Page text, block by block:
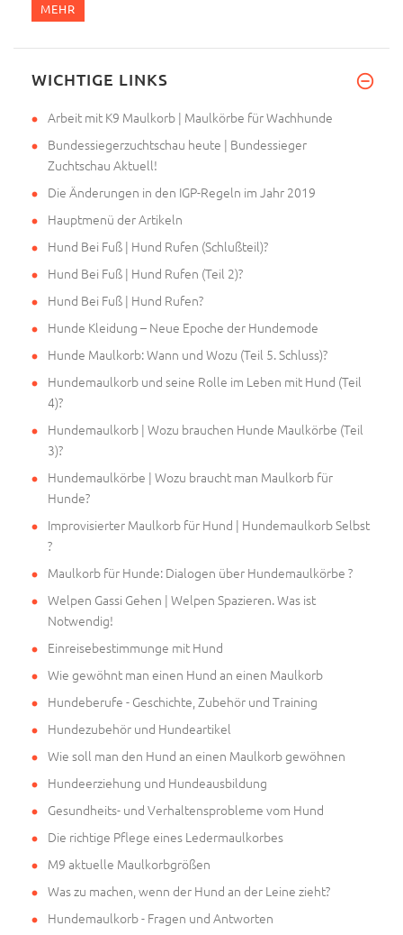
MEHR
WICHTIGE LINKS
Arbeit mit K9 Maulkorb | Maulkörbe für Wachhunde
Bundessiegerzuchtschau heute | Bundessieger
Zuchtschau Aktuell!
Die Änderungen in den IGP-Regeln im Jahr 2019
Hauptmenü der Artikeln
Hund Bei Fuß | Hund Rufen (Schlußteil)?
Hund Bei Fuß | Hund Rufen (Teil 2)?
Hund Bei Fuß | Hund Rufen?
Hunde Kleidung – Neue Epoche der Hundemode
Hunde Maulkorb: Wann und Wozu (Teil 5. Schluss)?
Hundemaulkorb und seine Rolle im Leben mit Hund (Teil
4)?
Hundemaulkorb | Wozu brauchen Hunde Maulkörbe (Teil
3)?
Hundemaulkörbe | Wozu braucht man Maulkorb für
Hunde?
Improvisierter Maulkorb für Hund | Hundemaulkorb Selbst
?
Maulkorb für Hunde: Dialogen über Hundemaulkörbe ?
Welpen Gassi Gehen | Welpen Spazieren. Was ist
Notwendig!
Einreisebestimmunge mit Hund
Wie gewöhnt man einen Hund an einen Maulkorb
Hundeberufe - Geschichte, Zubehör und Training
Hundezubehör und Hundeartikel
Wie soll man den Hund an einen Maulkorb gewöhnen
Hundeerziehung und Hundeausbildung
Gesundheits- und Verhaltensprobleme vom Hund
Die richtige Pflege eines Ledermaulkorbes
M9 aktuelle Maulkorbgrößen
Was zu machen, wenn der Hund an der Leine zieht?
Hundemaulkorb - Fragen und Antworten